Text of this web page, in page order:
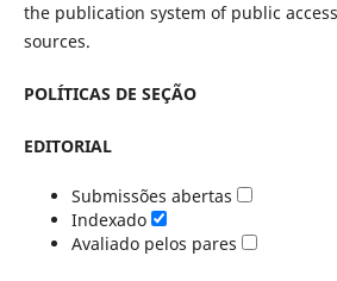
the publication system of public
sources.
POLÍTICAS DE SEÇÃO
EDITORIAL
Submissões abertas
Indexado
Avaliado pelos pares